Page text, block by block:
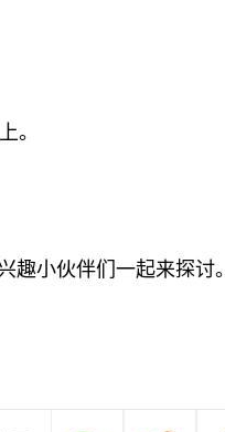
。
小伙伴们一起来探讨。